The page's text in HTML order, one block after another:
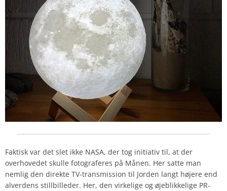
Faktisk var det slet ikke NASA, der tog initiativ til, at der
overhovedet skulle fotograferes på Månen. Her satte man
nemlig den direkte TV-transmission til Jorden langt højere end
alverdens stillbilleder. Her, den virkelige og øjeblikkelige PR-